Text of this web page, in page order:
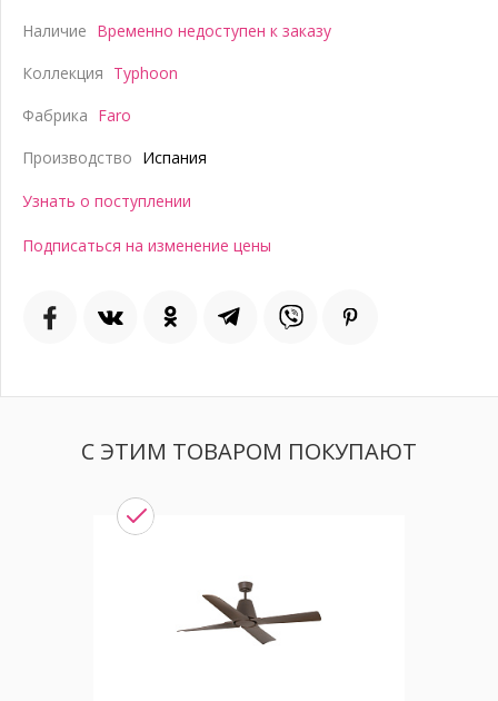
Наличие Временно недоступен к заказу
Коллекция Typhoon
Фабрика Faro
Производство Испания
Узнать о поступлении
Подписаться на изменение цены
С ЭТИМ ТОВАРОМ ПОКУПАЮТ